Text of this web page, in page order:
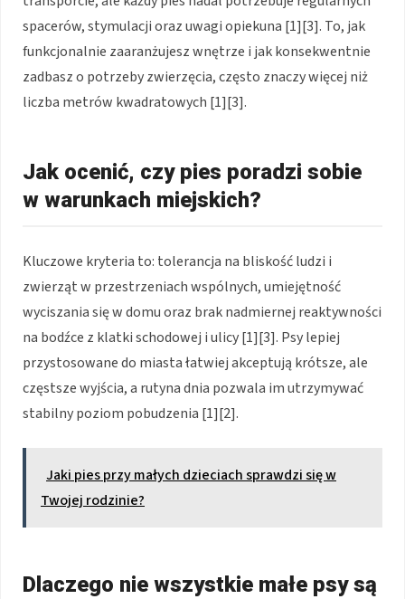
spacerów, stymulacji oraz uwagi opiekuna [1][3]. To, jak
funkcjonalnie zaaranżujesz wnętrze i jak konsekwentnie
zadbasz o potrzeby zwierzęcia, często znaczy więcej niż
liczba metrów kwadratowych [1][3].
Jak ocenić, czy pies poradzi sobie
w warunkach miejskich?
Kluczowe kryteria to: tolerancja na bliskość ludzi i
zwierząt w przestrzeniach wspólnych, umiejętność
wyciszania się w domu oraz brak nadmiernej reaktywności
na bodźce z klatki schodowej i ulicy [1][3]. Psy lepiej
przystosowane do miasta łatwiej akceptują krótsze, ale
częstsze wyjścia, a rutyna dnia pozwala im utrzymywać
stabilny poziom pobudzenia [1][2].
Jaki pies przy małych dzieciach sprawdzi się w
Twojej rodzinie?
Dlaczego nie wszystkie małe psy są